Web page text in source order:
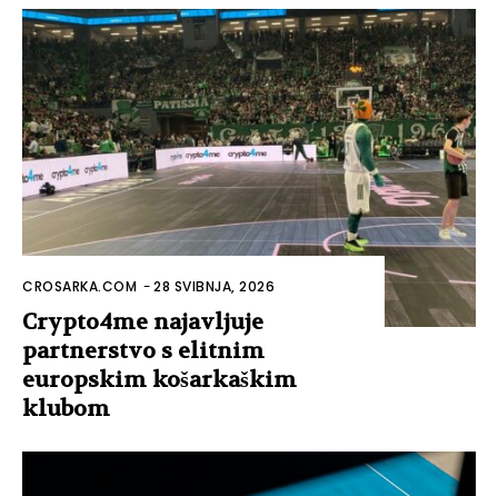
CROSARKA.COM -28 SVIBNJA, 2026
Crypto4me najavljuje
partnerstvo s elitnim
europskim košarkaškim
klubom